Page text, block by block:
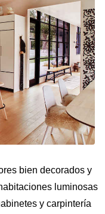
bien decorados y
luminosas
y carpintería